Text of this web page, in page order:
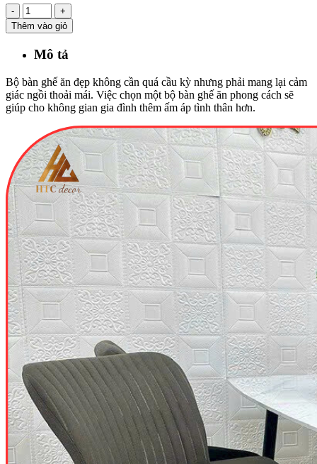
-
+
Thêm vào giỏ
Mô tả
Bộ bàn ghế ăn đẹp không cần quá cầu kỳ nhưng phải mang lại cảm
giác ngồi thoải mái. Việc chọn một bộ bàn ghế ăn phong cách sẽ
giúp cho không gian gia đình thêm ấm áp tình thân hơn.